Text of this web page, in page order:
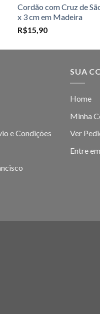
Cordão com Cruz de
x 3 cm em Madeira
R$15,90
e Condições
SUA
Home
Minha
Ver
Entre